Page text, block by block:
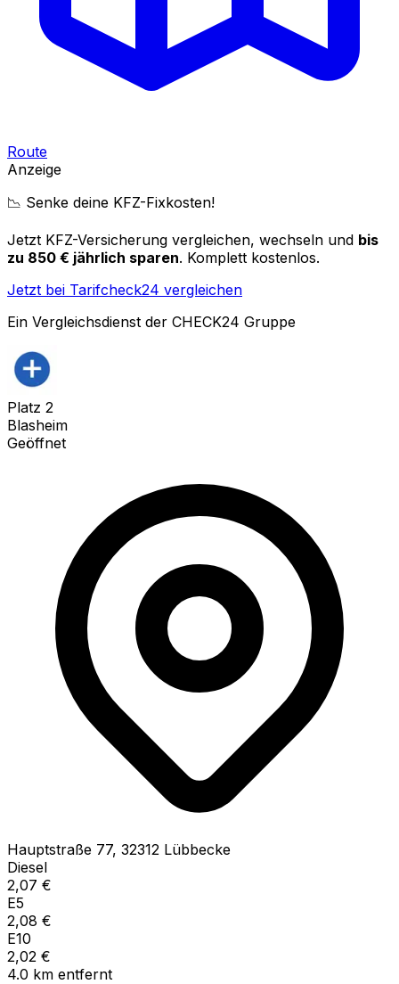
Route
Anzeige
📉 Senke deine KFZ-Fixkosten!
Jetzt KFZ-Versicherung vergleichen, wechseln und bis
zu 850 € jährlich sparen. Komplett kostenlos.
Jetzt bei Tarifcheck24 vergleichen
Ein Vergleichsdienst der CHECK24 Gruppe
Platz 2
Blasheim
Geöffnet
Hauptstraße 77, 32312 Lübbecke
Diesel
2,07 €
E5
2,08 €
E10
2,02 €
4.0 km entfernt